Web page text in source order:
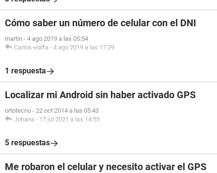
Cómo saber un número de celular con el DNI
martin - 4 ago 2019 a las 05:54
Carlos-vialfa - 4 ago 2019 a las 17:29
1 respuesta
Localizar mi Android sin haber activado GPS
ortotecno - 22 oct 2014 a las 05:43
Johana - 17 jul 2021 a las 14:55
5 respuestas
Me robaron el celular y necesito activar el GPS